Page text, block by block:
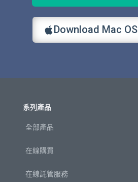
Download Mac OS
系列產品
全部產品
在線購買
在線託管服務